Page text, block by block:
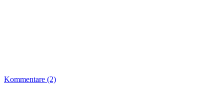
Kommentare (2)